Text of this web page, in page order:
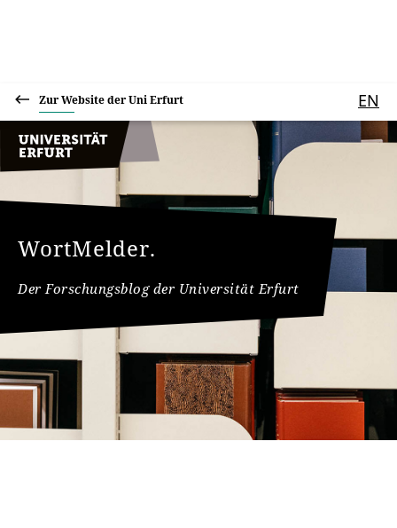
Zur Website der Uni Erfurt EN
WortMelder.
Der Forschungsblog der Universität Erfurt